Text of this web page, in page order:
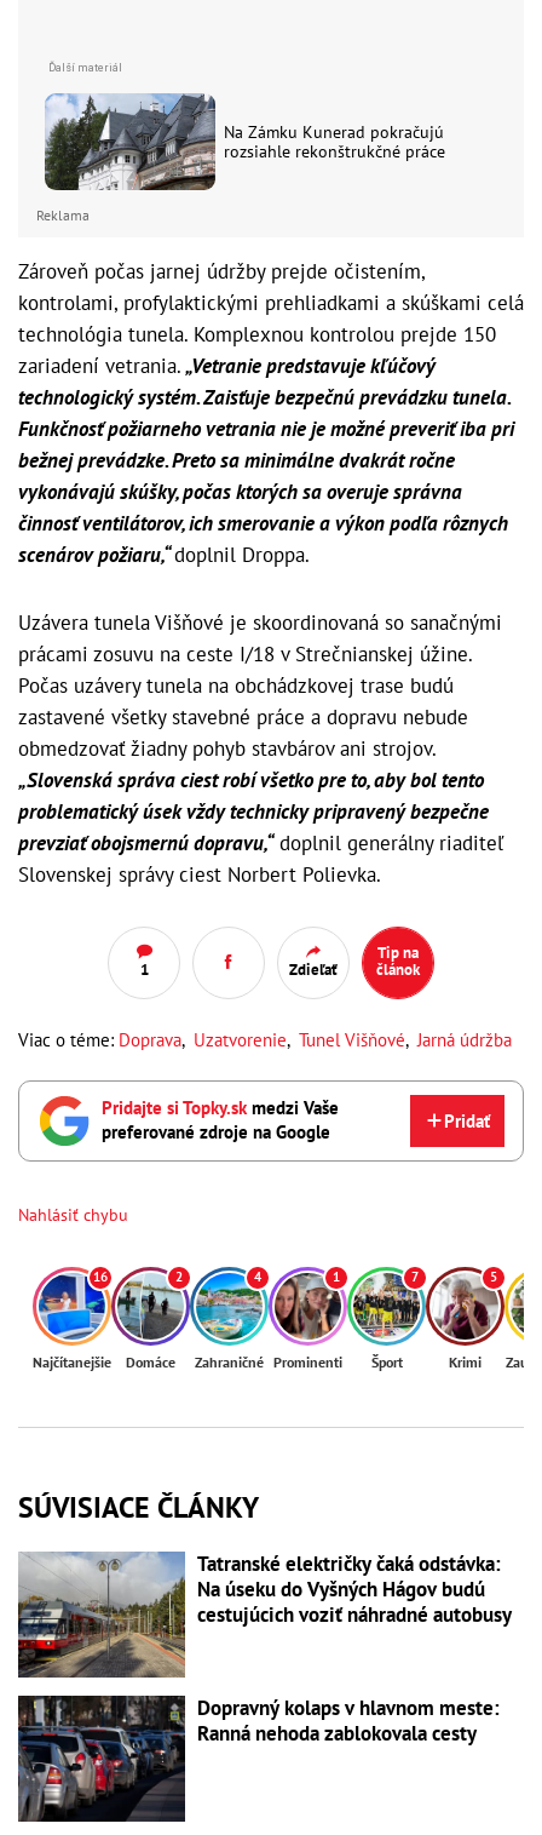
Na Zámku Kunerad pokračujú
rozsiahle rekonštrukčné práce
Reklama
Zároveň počas jarnej údržby prejde očistením,
kontrolami, profylaktickými prehliadkami a skúškami celá
technológia tunela. Komplexnou kontrolou prejde 150
zariadení vetrania.„Vetranie predstavuje kľúčový
technologický systém. Zaisťuje bezpečnú prevádzku tunela.
Funkčnosť požiarneho vetrania nie je možné preveriť iba pri
bežnej prevádzke. Preto sa minimálne dvakrát ročne
vykonávajú skúšky, počas ktorých sa overuje správna
činnosť ventilátorov, ich smerovanie a výkon podľa rôznych
scenárov požiaru,“doplnil Droppa.
Uzávera tunela Višňové je skoordinovaná so sanačnými
prácami zosuvu na ceste I/18 v Strečnianskej úžine.
Počas uzávery tunela na obchádzkovej trase budú
zastavené všetky stavebné práce a dopravu nebude
obmedzovať žiadny pohyb stavbárov ani strojov.
„Slovenská správa ciest robí všetko pre to, aby bol tento
problematický úsek vždy technicky pripravený bezpečne
prevziať obojsmernú dopravu,“doplnil generálny riaditeľ
Slovenskej správy ciest Norbert Polievka.
1 Zdieľať
Tip na
článok
Viac o téme: Doprava, Uzatvorenie, Tunel Višňové,Jarná údržba
Pridajte si Topky.skmedzi Vaše
preferované zdroje na Google
Pridať
Nahlásiť chybu
16
Najčítanejšie
2
Domáce
4
Zahraničné
1
Prominenti
7
Šport
5
Krimi
SÚVISIACE ČLÁNKY
Tatranské električky čaká odstávka:
Na úseku do Vyšných Hágov budú
cestujúcich voziť náhradné autobusy
Dopravný kolaps v hlavnom meste:
Ranná nehoda zablokovala cesty